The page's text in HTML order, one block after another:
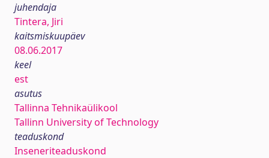
juhendaja
Tintera, Jiri
kaitsmiskuupäev
08.06.2017
keel
est
asutus
Tallinna Tehnikaülikool
Tallinn University of Technology
teaduskond
Inseneriteaduskond